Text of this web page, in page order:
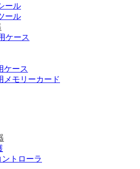
ール
ール
ケース
ケース
メモリーカード
トローラ